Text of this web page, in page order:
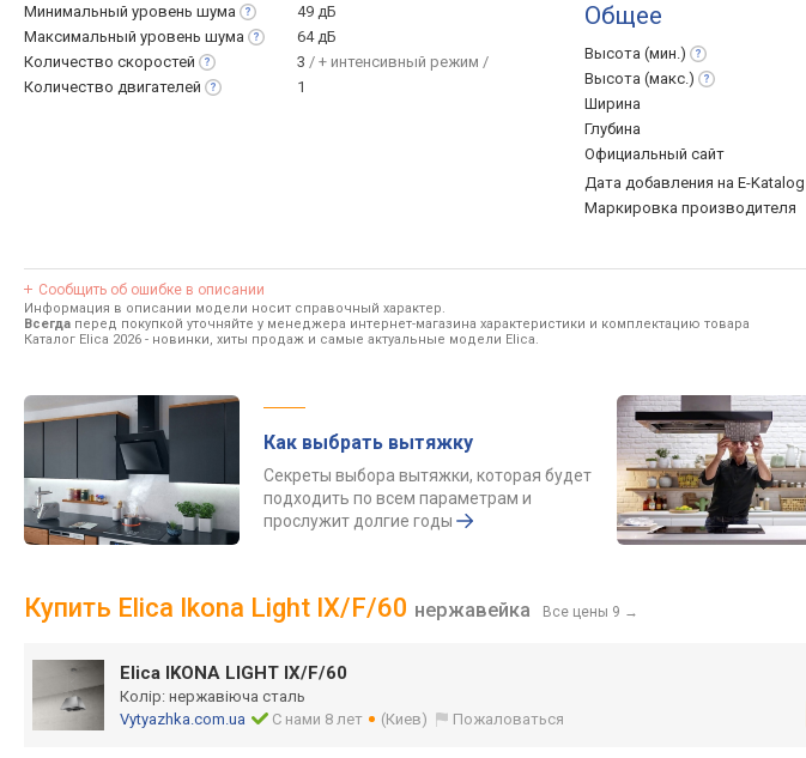
Минимальный уровень шума
49 дБ
Максимальный уровень шума
64 дБ
Количество скоростей 3 / + интенсивный режим /
Количество двигателей 1
Общее
Высота (мин.)
Высота (макс.)
Ширина
Глубина
Официальный сайт
Дата добавления на E-Katalog
Маркировка производителя
Сообщить об ошибке в описании
Информация в описании модели носит справочный характер.
Всегда перед покупкой уточняйте у менеджера интернет-магазина характеристики и комплектацию товара
Каталог Elica 2026 - новинки, хиты продаж и самые актуальные модели Elica.
Как выбрать вытяжку
Секреты выбора вытяжки, которая будет
подходить по всем параметрам и
прослужит долгие годы
Купить Elica Ikona Light IX/F/60 нержавейка Все цены 9 →
Elica IKONA LIGHT IX/F/60
Колір: нержавіюча сталь
Vytyazhka.com.ua
С нами 8 лет (Киев) Пожаловаться